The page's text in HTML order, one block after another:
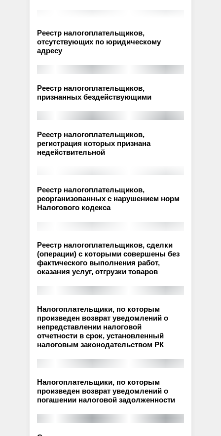
Реестр налогоплательщиков,
отсутствующих по юридическому
адресу
Реестр налогоплательщиков,
признанных бездействующими
Реестр налогоплательщиков,
регистрация которых признана
недействительной
Реестр налогоплательщиков,
реорганизованных с нарушением норм
Налогового кодекса
Реестр налогоплательщиков, сделки
(операции) с которыми совершены без
фактического выполнения работ,
оказания услуг, отгрузки товаров
Налогоплательщики, по которым
произведен возврат уведомлений о
непредставлении налоговой
отчетности в срок, установленный
налоговым законодательством РК
Налогоплательщики, по которым
произведен возврат уведомлений о
погашении налоговой задолженности